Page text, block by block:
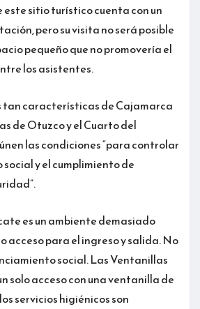
sitio turístico cuenta con un
pero su visita no será posible
pequeño que no promovería el
los asistentes.
características de Cajamarca
de Otuzco y el Cuarto del
las condiciones “para controlar
y el cumplimiento de
es un ambiente demasiado
acceso para el ingreso y salida. No
social. Las Ventanillas
solo acceso con una ventanilla de
servicios higiénicos son